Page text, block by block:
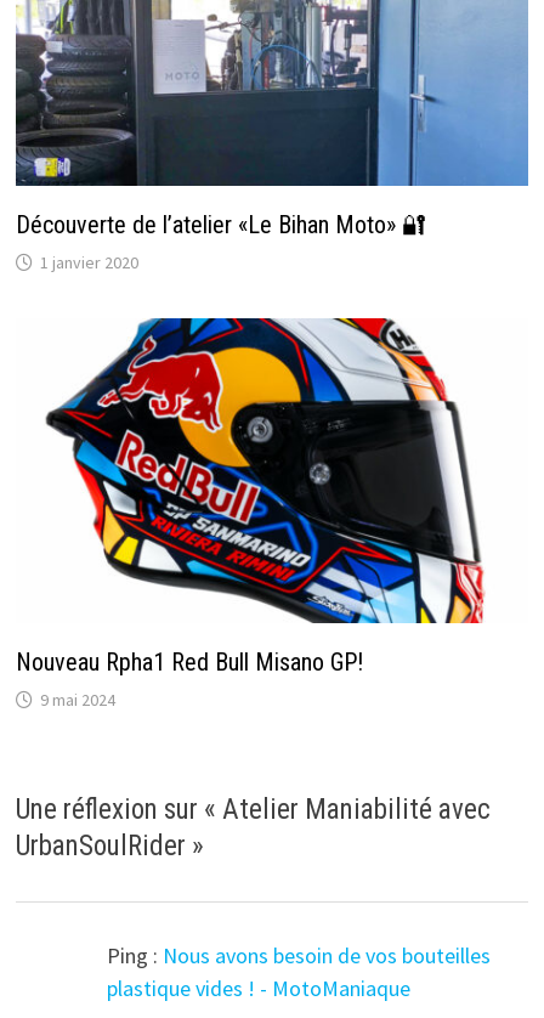
Découverte de l’atelier «Le Bihan Moto» 🔐
1 janvier 2020
Nouveau Rpha1 Red Bull Misano GP!
9 mai 2024
Une réflexion sur « Atelier Maniabilité avec
UrbanSoulRider »
Ping : Nous avons besoin de vos bouteilles
plastique vides ! - MotoManiaque